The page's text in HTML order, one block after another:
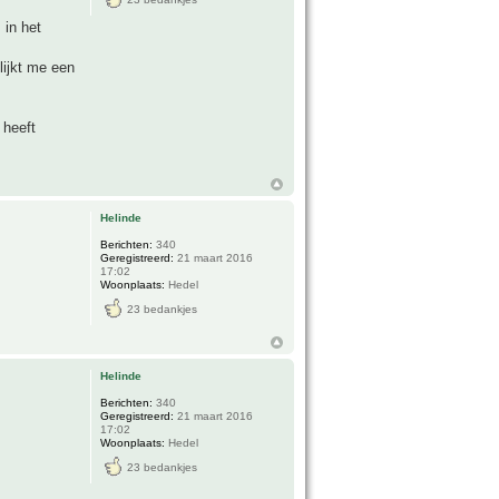
in het
me een
Helinde
Berichten: 340
Geregistreerd: 21 maart 2016
17:02
Woonplaats: Hedel
23 bedankjes
Helinde
Berichten: 340
Geregistreerd: 21 maart 2016
17:02
Woonplaats: Hedel
23 bedankjes